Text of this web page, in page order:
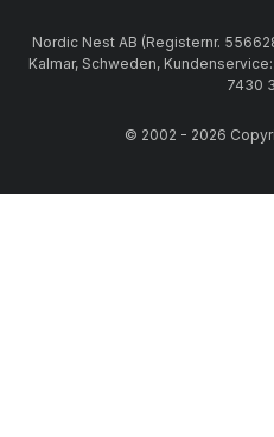
Nordic Nest AB (Registernr.
Kalmar, Schweden,
7430
© 2002 - 2026